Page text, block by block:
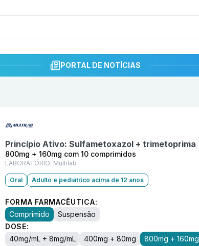
PORTAL DE NOTÍCIAS
Princípio Ativo: Sulfametoxazol + trimetoprima
800mg + 160mg com 10 comprimidos
LABORATÓRIO: Multilab
Oral Adulto e pediátrico acima de 12 anos
FORMA FARMACÊUTICA:
Comprimido
Suspensão
DOSE:
40mg/mL + 8mg/mL
400mg + 80mg
800mg + 160mg